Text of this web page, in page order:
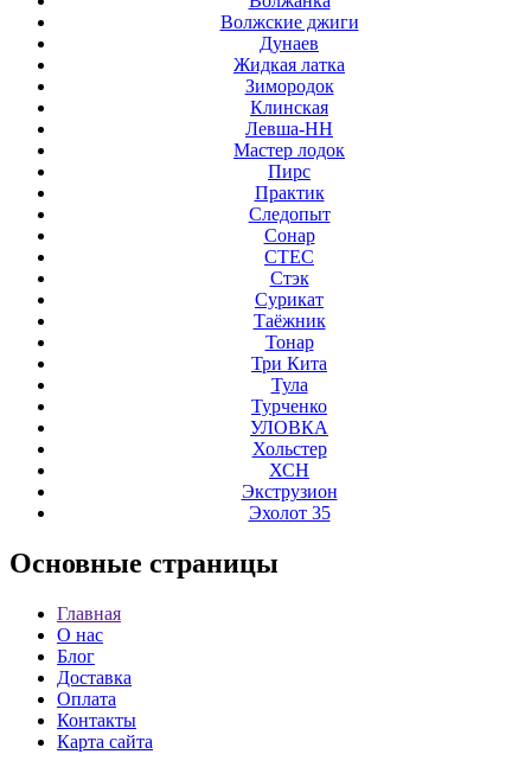
Волжские джиги
Дунаев
Жидкая латка
Зимородок
Клинская
Левша-НН
Мастер лодок
Пирс
Практик
Следопыт
Сонар
СТЕС
Стэк
Сурикат
Таёжник
Тонар
Три Кита
Тула
Турченко
УЛОВКА
Хольстер
ХСН
Экструзион
Эхолот 35
Основные страницы
Главная
О нас
Блог
Доставка
Оплата
Контакты
Карта сайта